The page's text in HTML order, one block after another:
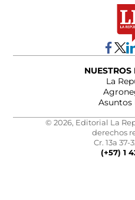
NUESTROS
La
Asuntos
© 2026, Editorial La
derechos
Cr. 13a 37-
(+57) 1